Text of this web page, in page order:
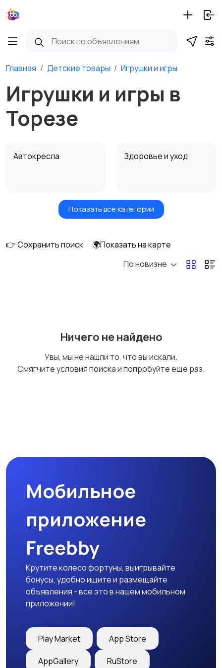
Главная Детские товары Игрушки и игры
Игрушки и игры в
Торезе
Автокресла Здоровье и уход
Игрушки и игры Детские коляски
Купание
Детская одежда Детская обувь
Детский транспорт
Показать все категории
👉 Сохранить поиск
🌍Показать на карте
По новизне
Ничего не найдено
Увы, мы не нашли то, что вы искали.
Смягчите условия поиска и попробуйте еще раз.
Мобильное
приложение
Freebby
Крутите колесо фортуны, выигрывайте
бонусы, удобно ищите и размещайте
объявления - все это в нашем мобильном
приложении!
Play Market App Store
AppGallery RuStore